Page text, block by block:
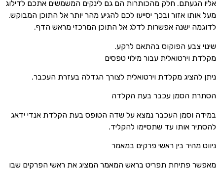
אליו הגעתם. חלק מהכותרות הם גם לינקים המשמשים אתכם לדילוג
מעל אותו אזור ובכך יסייעו לכם להגיע מהר יותר אל התוכן המבוקש.
לדוגמה ישנה אפשרות לדלג אל התוכן המרכזי מראש הדף.
שינוי צבע הפוקוס בהתאם לרקע.
מקלדת וירטואלית עבור מילוי טפסים
ניתן להציג מקלדת וירטואלית לצורך הגדלה בעזרת העכבר.
הסתרת הסמן עכבר בעת הקלדה
במידה וסמן העכבר נמצא על שדה הטופס בעת הקלדת אנדי ידאג
להסתיר אותו עד שתסיימו להקליד.
ניווט מהיר בין ראשי פרקים במאמר
מאפשר פתיחת תפריט בראש המאמר המציג את ראשי הפרקים שבו